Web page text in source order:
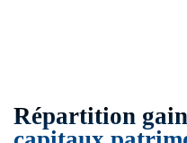
Répartition